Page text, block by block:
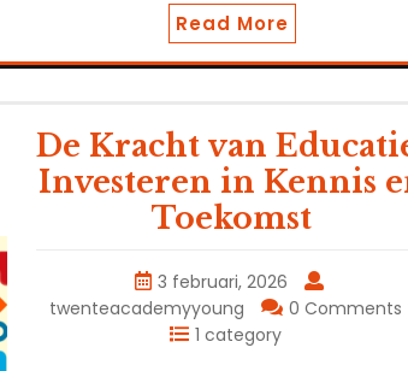
Read More
De Kracht van
Investeren in Kennis
Toekomst
3 februari, 2026
twenteacademyyoung
0 Comments
1 category